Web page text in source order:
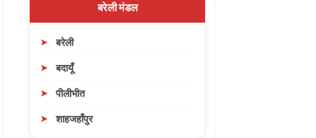
बरेली मंडल
बरेली
बदायूँ
पीलीभीत
शाहजहाँपुर